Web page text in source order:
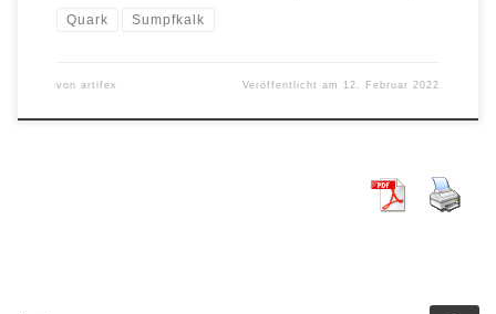
Quark Sumpfkalk
von artifex Veröffentlicht am 12. Februar 2022